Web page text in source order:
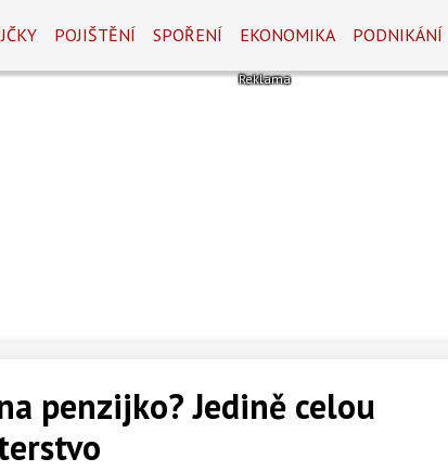
POJIŠTĚNÍ SPOŘENÍ EKONOMIKA PODNIKÁNÍ
penzijko? Jedině celou